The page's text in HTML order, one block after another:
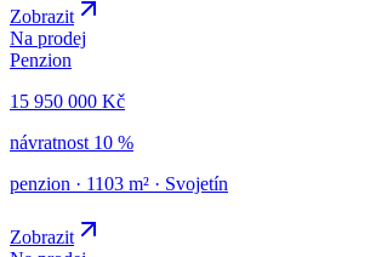
Zobrazit
Na prodej
Penzion
15 950 000 Kč
návratnost 10 %
penzion · 1103 m² · Svojetín
Zobrazit